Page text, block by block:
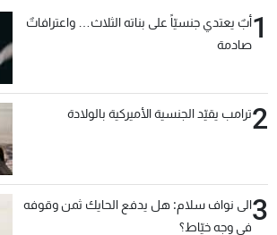
1أبٌ يعتدي جنسيّاً على بناته الثلاث… واعترافاتٌ
صادمة
2ترامب يقيّد الجنسية الأميركية بالولادة
3الى نواف سلام: هل يدفع الحايك ثمن وقوفه
في وجه خيّاط؟
شاهد البرامج
الترددات
عن MTV
الإنـتـاج
وظائف
شروط الإسـتخدام
سياسة الخصوصية